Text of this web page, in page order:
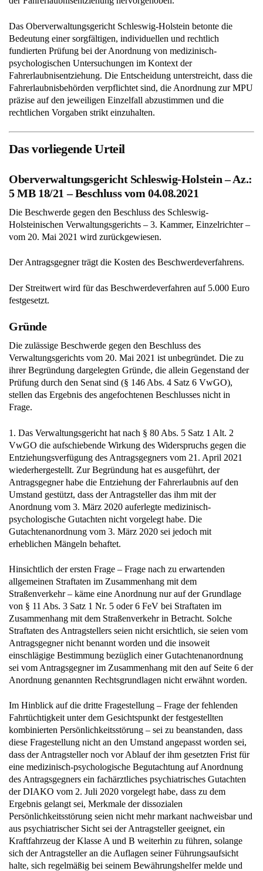
Das Oberverwaltungsgericht Schleswig-Holstein betonte die
Bedeutung einer sorgfältigen, individuellen und rechtlich
fundierten Prüfung bei der Anordnung von medizinisch-
psychologischen Untersuchungen im Kontext der
Fahrerlaubnisentziehung. Die Entscheidung unterstreicht, dass die
Fahrerlaubnisbehörden verpflichtet sind, die Anordnung zur MPU
präzise auf den jeweiligen Einzelfall abzustimmen und die
rechtlichen Vorgaben strikt einzuhalten.
Das vorliegende Urteil
Oberverwaltungsgericht Schleswig-Holstein – Az.:
5 MB 18/21 – Beschluss vom 04.08.2021
Die Beschwerde gegen den Beschluss des Schleswig-
Holsteinischen Verwaltungsgerichts – 3. Kammer, Einzelrichter –
vom 20. Mai 2021 wird zurückgewiesen.
Der Antragsgegner trägt die Kosten des Beschwerdeverfahrens.
Der Streitwert wird für das Beschwerdeverfahren auf 5.000 Euro
festgesetzt.
Gründe
Die zulässige Beschwerde gegen den Beschluss des
Verwaltungsgerichts vom 20. Mai 2021 ist unbegründet. Die zu
ihrer Begründung dargelegten Gründe, die allein Gegenstand der
Prüfung durch den Senat sind (§ 146 Abs. 4 Satz 6 VwGO),
stellen das Ergebnis des angefochtenen Beschlusses nicht in
Frage.
1. Das Verwaltungsgericht hat nach § 80 Abs. 5 Satz 1 Alt. 2
VwGO die aufschiebende Wirkung des Widerspruchs gegen die
Entziehungsverfügung des Antragsgegners vom 21. April 2021
wiederhergestellt. Zur Begründung hat es ausgeführt, der
Antragsgegner habe die Entziehung der Fahrerlaubnis auf den
Umstand gestützt, dass der Antragsteller das ihm mit der
Anordnung vom 3. März 2020 auferlegte medizinisch-
psychologische Gutachten nicht vorgelegt habe. Die
Gutachtenanordnung vom 3. März 2020 sei jedoch mit
erheblichen Mängeln behaftet.
Hinsichtlich der ersten Frage – Frage nach zu erwartenden
allgemeinen Straftaten im Zusammenhang mit dem
Straßenverkehr – käme eine Anordnung nur auf der Grundlage
von § 11 Abs. 3 Satz 1 Nr. 5 oder 6 FeV bei Straftaten im
Zusammenhang mit dem Straßenverkehr in Betracht. Solche
Straftaten des Antragstellers seien nicht ersichtlich, sie seien vom
Antragsgegner nicht benannt worden und die insoweit
einschlägige Bestimmung bezüglich einer Gutachtenanordnung
sei vom Antragsgegner im Zusammenhang mit den auf Seite 6 der
Anordnung genannten Rechtsgrundlagen nicht erwähnt worden.
Im Hinblick auf die dritte Fragestellung – Frage der fehlenden
Fahrtüchtigkeit unter dem Gesichtspunkt der festgestellten
kombinierten Persönlichkeitsstörung – sei zu beanstanden, dass
diese Fragestellung nicht an den Umstand angepasst worden sei,
dass der Antragsteller noch vor Ablauf der ihm gesetzten Frist für
eine medizinisch-psychologische Begutachtung auf Anordnung
des Antragsgegners ein fachärztliches psychiatrisches Gutachten
der DIAKO vom 2. Juli 2020 vorgelegt habe, dass zu dem
Ergebnis gelangt sei, Merkmale der dissozialen
Persönlichkeitsstörung seien nicht mehr markant nachweisbar und
aus psychiatrischer Sicht sei der Antragsteller geeignet, ein
Kraftfahrzeug der Klasse A und B weiterhin zu führen, solange
sich der Antragsteller an die Auflagen seiner Führungsaufsicht
halte, sich regelmäßig bei seinem Bewährungshelfer melde und